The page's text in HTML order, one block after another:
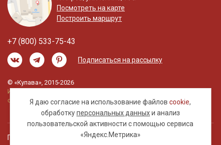
Я даю согласие на использование файловcookie,
обработкуперсональных данныхи анализ
пользовательской активности с помощью сервиса
«Яндекс.Метрика»
Посмотреть на карте
Построить маршрут
+7 (800) 533-75-43
Подписаться на рассылку
© «Купава», 2015-2026
Информация на сайте не является публичной
офертой.
Правовая информация